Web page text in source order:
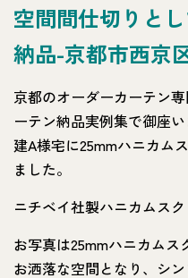
空間間仕切りと
納品-京都市西京
京都のオーダーカーテン
ーテン納品実例集で御座
建A様宅に25mmハニカム
ました。
ニチベイ社製ハニカムス
お写真は25mmハニカムス
お洒落な空間となり、シ